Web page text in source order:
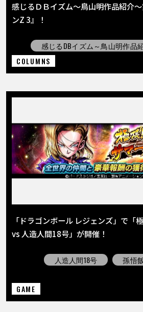
感じるＤＢイズム～鳥山明作品紹介
ンZ 3』！
感じるDBイズム～鳥山明作品
COLUMNS
「ドラゴンボール レジェンズ」で「
vs 人造人間18号」が開催！
人造人間18号 孫悟
GAME